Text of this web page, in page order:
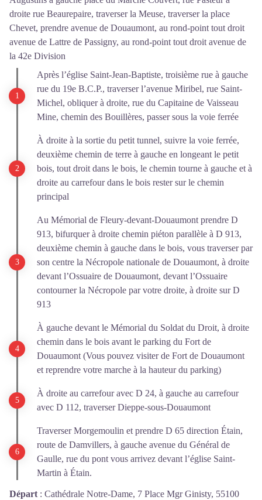
droite rue Beaurepaire, traverser la Meuse, traverser la place
Chevet, prendre avenue de Douaumont, au rond-point tout droit
avenue de Lattre de Passigny, au rond-point tout droit avenue de
la 42e Division
Après l’église Saint-Jean-Baptiste, troisième rue à gauche
rue du 19e B.C.P., traverser l’avenue Miribel, rue Saint-
Michel, obliquer à droite, rue du Capitaine de Vaisseau
Mine, chemin des Bouillères, passer sous la voie ferrée
À droite à la sortie du petit tunnel, suivre la voie ferrée,
deuxième chemin de terre à gauche en longeant le petit
bois, tout droit dans le bois, le chemin tourne à gauche et à
droite au carrefour dans le bois rester sur le chemin
principal
Au Mémorial de Fleury-devant-Douaumont prendre D
913, bifurquer à droite chemin piéton parallèle à D 913,
deuxième chemin à gauche dans le bois, vous traverser par
son centre la Nécropole nationale de Douaumont, à droite
devant l’Ossuaire de Douaumont, devant l’Ossuaire
contourner la Nécropole par votre droite, à droite sur D
913
À gauche devant le Mémorial du Soldat du Droit, à droite
chemin dans le bois avant le parking du Fort de
Douaumont (Vous pouvez visiter de Fort de Douaumont
et reprendre votre marche à la hauteur du parking)
À droite au carrefour avec D 24, à gauche au carrefour
avec D 112, traverser Dieppe-sous-Douaumont
Traverser Morgemoulin et prendre D 65 direction Étain,
route de Damvillers, à gauche avenue du Général de
Gaulle, rue du pont vous arrivez devant l’église Saint-
Martin à Étain.
Départ : Cathédrale Notre-Dame, 7 Place Mgr Ginisty, 55100